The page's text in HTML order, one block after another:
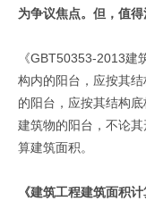
为争议焦点。但，值
《GBT50353-2013
构内的阳台，应按其
的阳台，应按其结构
建筑物的阳台，不论
算建筑面积。
《建筑工程建筑面积